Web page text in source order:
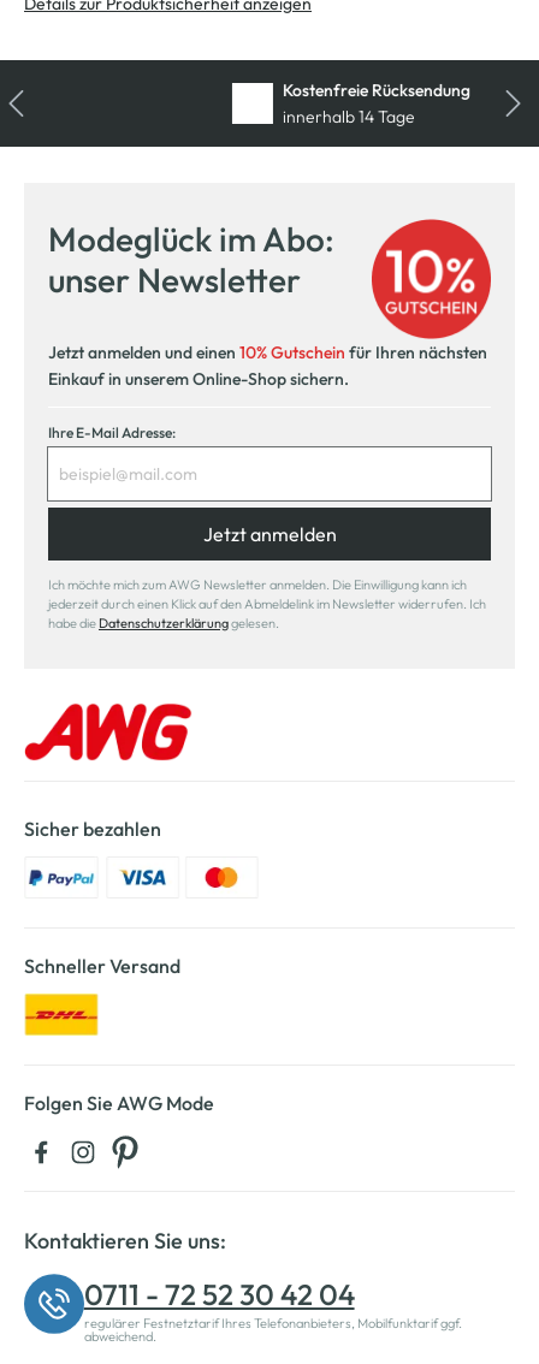
Kostenfreie Rücksendung
innerhalb 14 Tage
Modeglück im Abo:
unser Newsletter
Jetzt anmelden und einen 10% Gutschein für Ihren nächsten
Einkauf in unserem Online-Shop sichern.
Ihre E-Mail Adresse:
Jetzt anmelden
Ich möchte mich zum AWG Newsletter anmelden. Die Einwilligung kann ich
jederzeit durch einen Klick auf den Abmeldelink im Newsletter widerrufen. Ich
habe die Datenschutzerklärunggelesen.
Sicher bezahlen
Schneller Versand
Folgen Sie AWG Mode
Kontaktieren Sie uns:
0711 - 72 52 30 42 04
regulärer Festnetztarif Ihres Telefonanbieters, Mobilfunktarif ggf.
abweichend.